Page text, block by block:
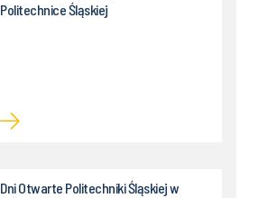
Politechnice Śląskiej
Dni Otwarte Politechniki Śląskiej w